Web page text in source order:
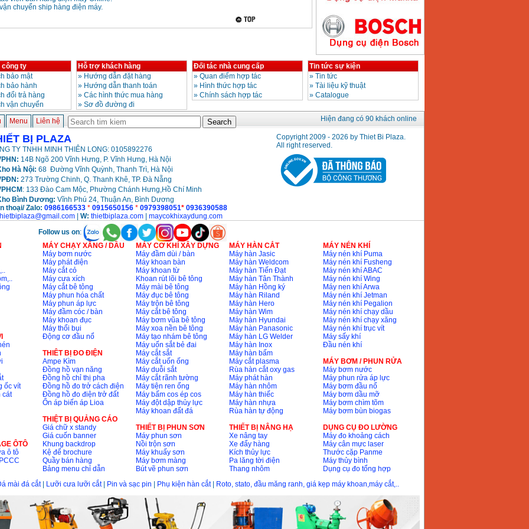
chuyển ship hàng điện máy.
Giá:2890000VND
Hồng ký HK200E
Giá
Máy hàn que điện tử
Hồng Ký HK200N
Giá:2870000VND
Máy bơm nước
công ty
bảo mật
bảo hành
đổi trả hàng
vận chuyển
Hỗ trợ khách hàng
» Hướng dẫn đặt hàng
» Hướng dẫn thanh toán
» Các hình thức mua hàng
» Sơ đồ đường đi
Đối tác nhà cung cấp
» Quan điểm hợp tác
» Hình thức hợp tác
» Chính sách hợp tác
Tin tức sự kiện
» Tin tức
» Tài liệu kỹ thuật
» Catalogue
Menu Liên hệ Hiện đang có 90 khách online
BỊ PLAZA
TY TNHH MINH THIÊN LONG: 0105892276
14B Ngõ 200 Vĩnh Hưng, P. Vĩnh Hưng, Hà Nội
Hà Nội: 68 Đường Vĩnh Quỳnh, Thanh Trì, Hà Nội
273 Trường Chinh, Q. Thanh Khê, TP. Đà Nẵng
: 133 Đào Cam Mộc, Phường Chánh Hưng,Hồ Chí Minh
Bình Dương: Vĩnh Phú 24, Thuận An, Bình Dương
thoại/ Zalo: 0986166533 * 0915650156* 0979398051* 0936390588
| W: thietbiplaza.com| maycokhixaydung.com
Copyright 2009 - 2026 by Thiet Bi Plaza.
All right reserved.
Follow us on:
ốc vít
cát
ÔTÔ
ô tô
MÁY CHẠY XĂNG / DẦU
Máy bơm nước
Máy phát điện
Máy cắt cỏ
Máy cưa xích
Máy cắt bê tông
Máy phun hóa chất
Máy phun áp lực
Máy đầm cóc / bàn
Máy khoan đục
Máy thổi bụi
Động cơ đầu nổ
THIÊT BỊ ĐO ĐIỆN
Ampe Kìm
Đồng hồ vạn năng
Đồng hồ chỉ thị pha
Đồng hồ đo trở cách điện
Đồng hồ đo điện trở đất
Ổn áp biến áp Lioa
THIỆT BỊ QUẢNG CÁO
Giá chữ x standy
Giá cuốn banner
Khung backdrop
Kệ để brochure
Quầy bán hàng
Bảng menu chỉ dẫn
MÁY CƠ KHÍ XÂY DỰNG
Máy đầm dùi / bàn
Máy khoan bàn
Máy khoan từ
Khoan rút lõi bê tông
Máy mài bê tông
Máy đục bê tông
Máy trộn bê tông
Máy cắt bê tông
Máy bơm vũa bê tông
Máy xoa nền bê tông
Máy tạo nhám bê tông
Máy uốn sắt bẻ đai
Máy cắt sắt
Máy cắt uốn ống
Máy duỗi sắt
Máy cắt rãnh tường
Máy tiện ren ống
Máy bấm cos ép cos
Máy đột dập thủy lực
Máy khoan đất đá
THIẾT BỊ PHUN SƠN
Máy phun sơn
Nồi trộn sơn
Máy khuấy sơn
Máy bơm màng
Bút vẽ phun sơn
MÁY HÀN CẮT
Máy hàn Jasic
Máy hàn Weldcom
Máy hàn Tiến Đạt
Máy hàn Tân Thành
Máy hàn Hồng ký
Máy hàn Riland
Máy hàn Hero
Máy hàn Wim
Máy hàn Hyundai
Máy hàn Panasonic
Máy hàn LG Welder
Máy hàn Inox
Máy hàn bấm
Máy cắt plasma
Rùa hàn cắt oxy gas
Máy phát hàn
Máy hàn nhôm
Máy hàn thiếc
Máy hàn nhựa
Rùa hàn tự động
THIẾT BỊ NÂNG HẠ
Xe nâng tay
Xe đẩy hàng
Kích thủy lực
Pa lăng tời điện
Thang nhôm
MÁY NÉN KHÍ
Máy nén khí Puma
Máy nén khí Fusheng
Máy nén khí ABAC
Máy nén khí Wing
Máy nen khí Arwa
Máy nén khí Jetman
Máy nén khí Pegalion
Máy nén khí chạy dầu
Máy nén khí chạy xăng
Máy nén khí trục vít
Máy sấy khí
Đầu nén khí
MÁY BƠM / PHUN RỬA
Máy bơm nước
Máy phun rửa áp lực
Máy bơm đầu nổ
Máy bơm dầu mỡ
Máy bơm chìm tõm
Máy bơm bùn biogas
DỤNG CỤ ĐO LƯỜNG
Máy đo khoảng cách
Máy cân mực laser
Thước cặp Panme
Máy thủy bình
Dụng cụ đo tổng hợp
mài đá cắt| Lưỡi cưa lưỡi cắt| Pin và sạc pin Phụ kiện hàn cắt| Roto, stato, đầu măng ranh, giá kẹp máy khoan,máy cắt,..